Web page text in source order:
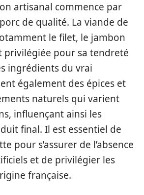
artisanal commence par
de qualité. La viande de
le filet, le jambon
privilégiée pour sa tendreté
ingrédients du vrai
également des épices et
naturels qui varient
influençant ainsi les
final. Il est essentiel de
pour s’assurer de l’absence
et de privilégier les
française.